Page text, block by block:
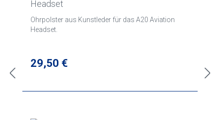
Headset
Ohrpolster aus Kunstleder für das A20 Aviation
Headset.
Regulärer Preis:
29,50 €